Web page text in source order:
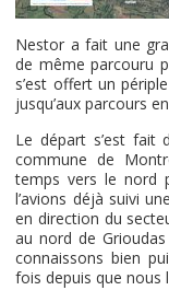
Nestor a fait une
de même parcouru
s’est offert un
jusqu’aux parcours
Le départ s’est fait
commune de
temps vers le nord
l’avions déjà suivi
en direction du
au nord de
connaissons bien
fois depuis que nous